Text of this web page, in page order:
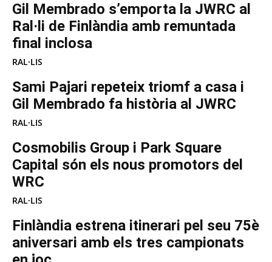
Gil Membrado s’emporta la JWRC al
Ral·li de Finlàndia amb remuntada
final inclosa
RAL·LIS
Sami Pajari repeteix triomf a casa i
Gil Membrado fa història al JWRC
RAL·LIS
Cosmobilis Group i Park Square
Capital són els nous promotors del
WRC
RAL·LIS
Finlàndia estrena itinerari pel seu 75è
aniversari amb els tres campionats